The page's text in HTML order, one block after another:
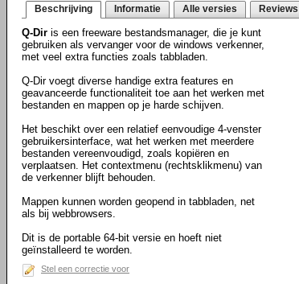
Beschrijving Informatie Alle versies Reviews
Q-Dir is een freeware bestandsmanager, die je kunt
gebruiken als vervanger voor de windows verkenner,
met veel extra functies zoals tabbladen.
Q-Dir voegt diverse handige extra features en
geavanceerde functionaliteit toe aan het werken met
bestanden en mappen op je harde schijven.
Het beschikt over een relatief eenvoudige 4-venster
gebruikersinterface, wat het werken met meerdere
bestanden vereenvoudigd, zoals kopiëren en
verplaatsen. Het contextmenu (rechtsklikmenu) van
de verkenner blijft behouden.
Mappen kunnen worden geopend in tabbladen, net
als bij webbrowsers.
Dit is de portable 64-bit versie en hoeft niet
geïnstalleerd te worden.
Stel een correctie voor